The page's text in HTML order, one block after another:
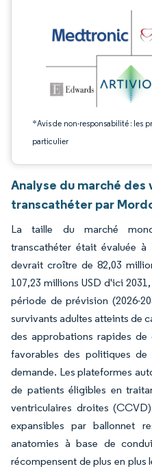
*Avis de non-responsabilité : les
particulier
Analyse du marché des
transcathéter par
La taille du marché
transcathéter était évaluée
devrait croître de 82,03
107,23 millions USD d'ici
période de prévision (2026-
survivants adultes atteints de
des approbations rapides
favorables des politiques de
demande. Les plateformes
de patients éligibles en
ventriculaires droites
expansibles par ballonnet
anatomies à base de
récompensent de plus en plus